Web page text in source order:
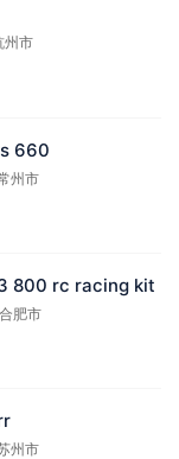
州市
660
州市
800 rc racing kit
合肥市
州市